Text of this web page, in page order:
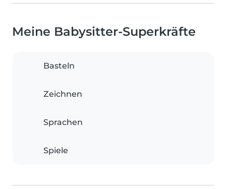
Meine Babysitter-Superkräfte
Basteln
Zeichnen
Sprachen
Spiele